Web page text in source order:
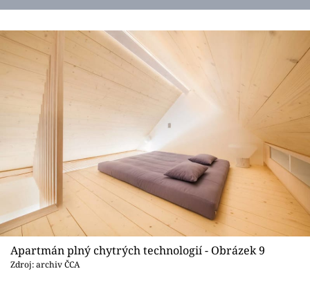
Apartmán plný chytrých technologií - Obrázek 9
Zdroj: archiv ČCA